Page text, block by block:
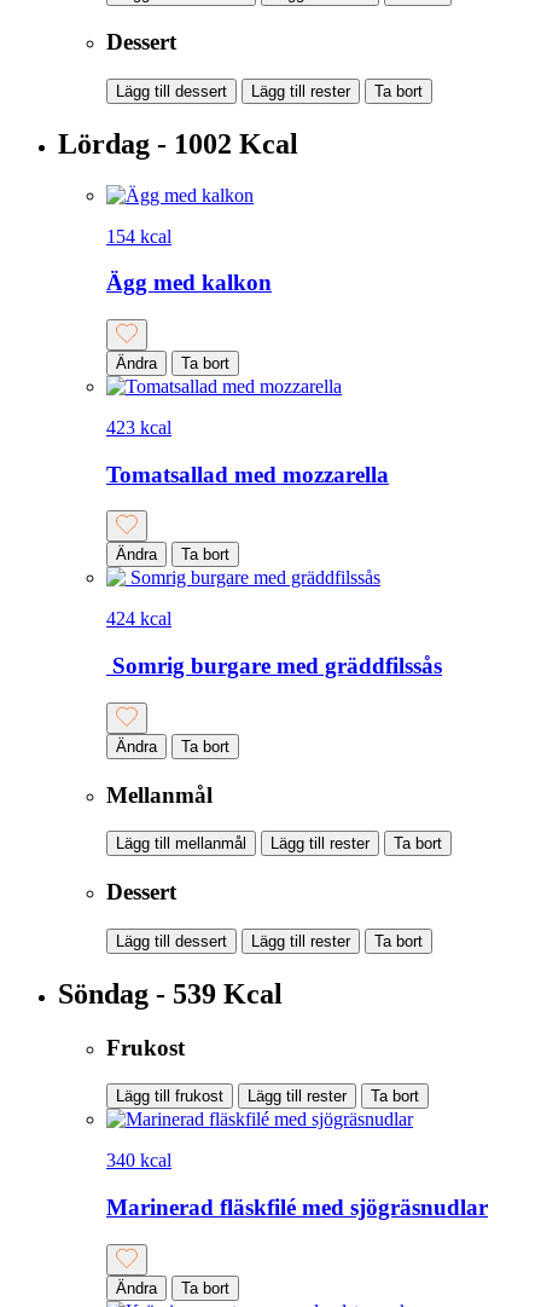
Dessert
Lägg till dessert Lägg till rester Ta bort
Lördag - 1002 Kcal
154 kcal
Ägg med kalkon
Ändra Ta bort
423 kcal
Tomatsallad med mozzarella
Ändra Ta bort
424 kcal
Somrig burgare med gräddfilssås
Ändra Ta bort
Mellanmål
Lägg till mellanmål Lägg till rester Ta bort
Dessert
Lägg till dessert Lägg till rester Ta bort
Söndag - 539 Kcal
Frukost
Lägg till frukost Lägg till rester Ta bort
340 kcal
Marinerad fläskfilé med sjögräsnudlar
Ändra Ta bort